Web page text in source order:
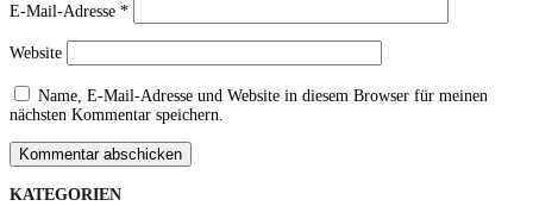
E-Mail-Adresse *
Website
Name, E-Mail-Adresse und Website in diesem Browser für meinen
nächsten Kommentar speichern.
Kommentar abschicken
KATEGORIEN